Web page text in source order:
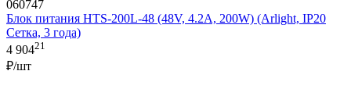
060747
Блок питания HTS-200L-48 (48V, 4.2A, 200W) (Arlight, IP20
Сетка, 3 года)
4 90421
₽/шт